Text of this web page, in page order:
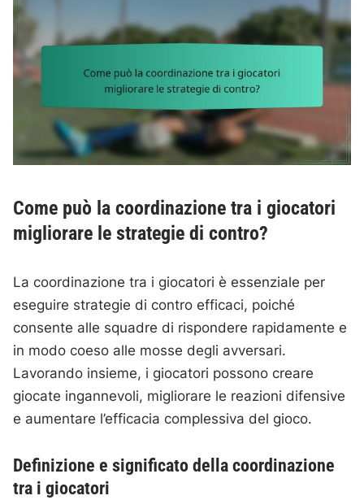
Come può la coordinazione tra i giocatori
migliorare le strategie di contro?
La coordinazione tra i giocatori è essenziale per
eseguire strategie di contro efficaci, poiché
consente alle squadre di rispondere rapidamente e
in modo coeso alle mosse degli avversari.
Lavorando insieme, i giocatori possono creare
giocate ingannevoli, migliorare le reazioni difensive
e aumentare l’efficacia complessiva del gioco.
Definizione e significato della coordinazione
tra i giocatori